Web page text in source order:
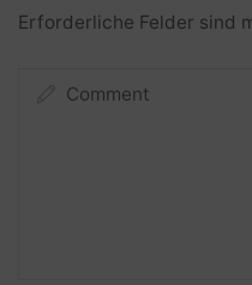
Erforderliche Felder sind